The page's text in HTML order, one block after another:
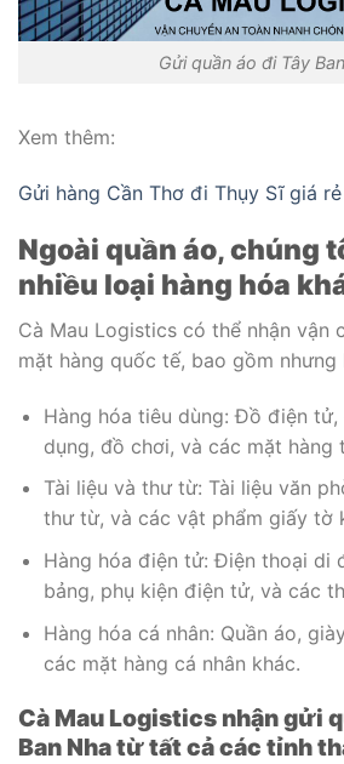
Gửi quần áo đi Tây
Xem thêm:
Gửi hàng Cần Thơ đi Thụy Sĩ giá rẻ
Ngoài quần áo, chúng
nhiều loại hàng hóa
Cà Mau Logistics có thể nhận vận
mặt hàng quốc tế, bao gồm nhưng
Hàng hóa tiêu dùng: Đồ điện tử,
dụng, đồ chơi, và các mặt hàng
Tài liệu và thư từ: Tài liệu văn
thư từ, và các vật phẩm giấy tờ
Hàng hóa điện tử: Điện thoại di
bảng, phụ kiện điện tử, và các
Hàng hóa cá nhân: Quần áo,
các mặt hàng cá nhân khác.
Cà Mau Logistics nhận gửi
Ban Nha từ tất cả các tỉnh